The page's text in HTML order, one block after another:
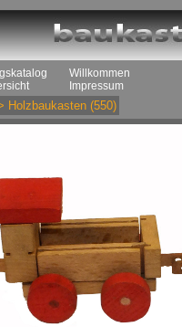
Willkommen
Impressum
Holzbaukasten (550)